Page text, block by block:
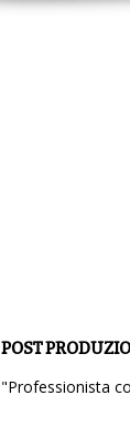
POST
"Professionista